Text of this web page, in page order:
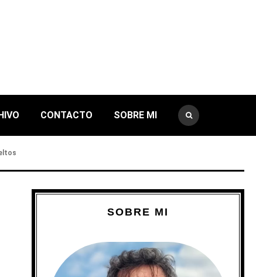
CONTACTO SOBRE MI
SOBRE MI